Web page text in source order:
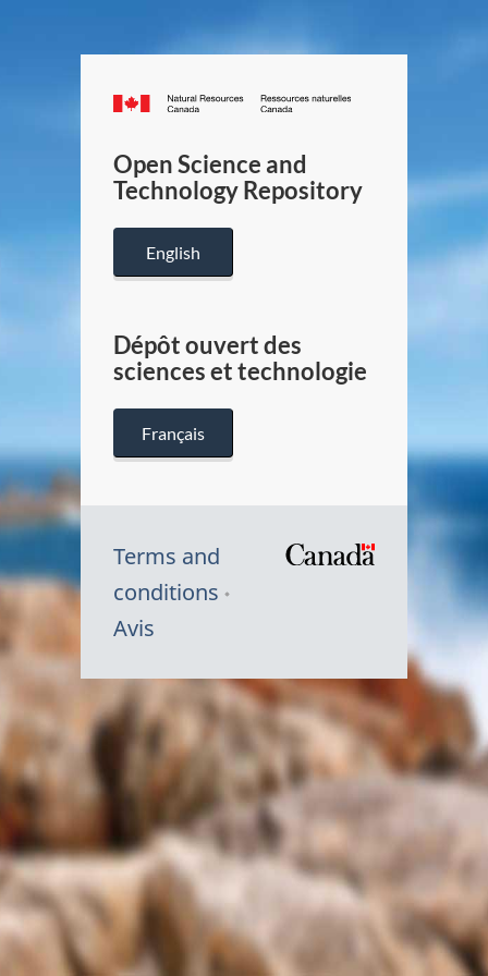
Canada.ca
/
Canada
Open Science and
Technology Repository
English
Dépôt ouvert des
sciences et technologie
Français
Terms and
conditions
Avis
Symbole
du
Canada